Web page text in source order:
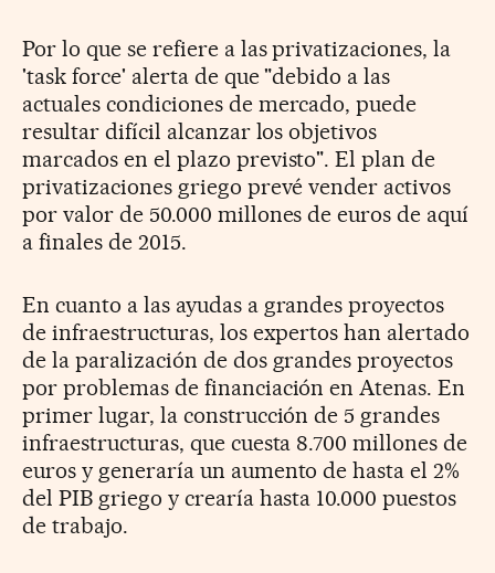
Por lo que se refiere a las privatizaciones, la
'task force' alerta de que "debido a las
actuales condiciones de mercado, puede
resultar difícil alcanzar los objetivos
marcados en el plazo previsto". El plan de
privatizaciones griego prevé vender activos
por valor de 50.000 millones de euros de aquí
a finales de 2015.
En cuanto a las ayudas a grandes proyectos
de infraestructuras, los expertos han alertado
de la paralización de dos grandes proyectos
por problemas de financiación en Atenas. En
primer lugar, la construcción de 5 grandes
infraestructuras, que cuesta 8.700 millones de
euros y generaría un aumento de hasta el 2%
del PIB griego y crearía hasta 10.000 puestos
de trabajo.